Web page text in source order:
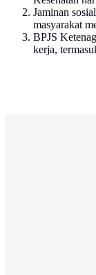
Jaminan
masyarakat
BPJS
kerja,